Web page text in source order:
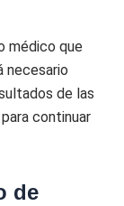
médico que
necesario
de las
continuar
de